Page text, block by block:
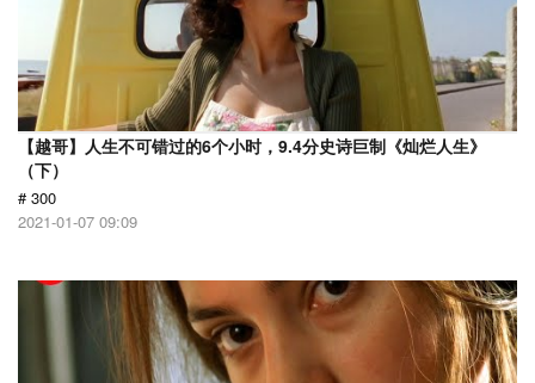
【越哥】人生不可错过的6个小时，9.4分史诗巨制《灿烂人生》
（下）
# 300
2021-01-07 09:09